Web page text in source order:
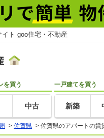
ト goo住宅・不動産
を買う
中古
一戸建てを買う
新築
> 佐賀県 > 佐賀県のアパートの賃